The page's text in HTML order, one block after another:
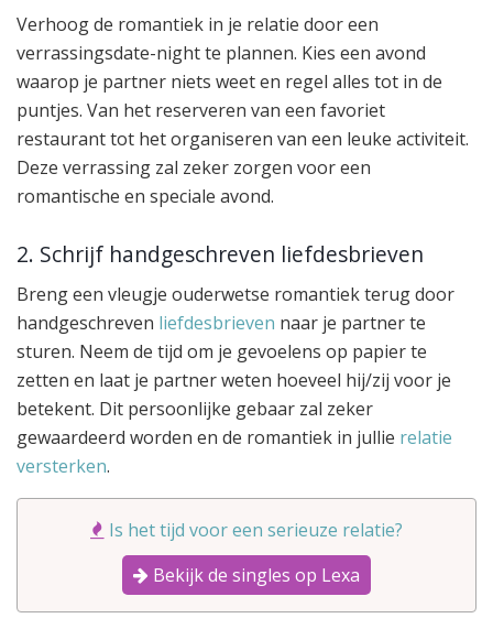
Verhoog de romantiek in je relatie door een
verrassingsdate-night te plannen. Kies een avond
waarop je partner niets weet en regel alles tot in de
puntjes. Van het reserveren van een favoriet
restaurant tot het organiseren van een leuke activiteit.
Deze verrassing zal zeker zorgen voor een
romantische en speciale avond.
2. Schrijf handgeschreven liefdesbrieven
Breng een vleugje ouderwetse romantiek terug door
handgeschreven liefdesbrieven naar je partner te
sturen. Neem de tijd om je gevoelens op papier te
zetten en laat je partner weten hoeveel hij/zij voor je
betekent. Dit persoonlijke gebaar zal zeker
gewaardeerd worden en de romantiek in jullie relatie
versterken.
Is het tijd voor een serieuze relatie?
Bekijk de singles op Lexa